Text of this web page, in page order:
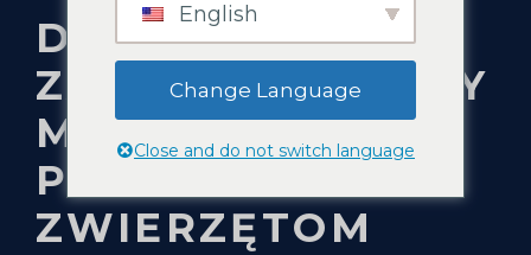
DORADZTWO W
ZAKRESIE ZMIANY
MARKI HOTELU
PRZYJAZNEGO
ZWIERZĘTOM
English
Change Language
Close and do not switch language